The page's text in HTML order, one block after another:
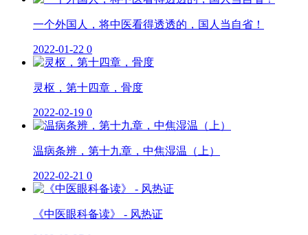
一个外国人，将中医看得透透的，国人当自省！
2022-01-22 0
灵枢，第十四章，骨度
2022-02-19 0
温病条辨，第十九章，中焦湿温（上）
2022-02-21 0
《中医眼科备读》 - 风热证